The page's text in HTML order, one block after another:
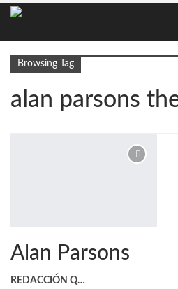
Browsing Tag
alan parsons
Alan Parsons
REDACCIÓN QRP